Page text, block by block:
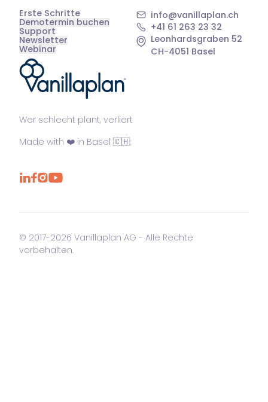
®
Wer schlecht plant, verliert
Made with ❤️ in Basel 🇨🇭
Erste Schritte
Demotermin buchen
Support
Newsletter
Webinar
info@vanillaplan.ch
+41 61 263 23 32
Leonhardsgraben 52
CH-4051 Basel
© 2017-2026 Vanillaplan AG - Alle Rechte
vorbehalten.